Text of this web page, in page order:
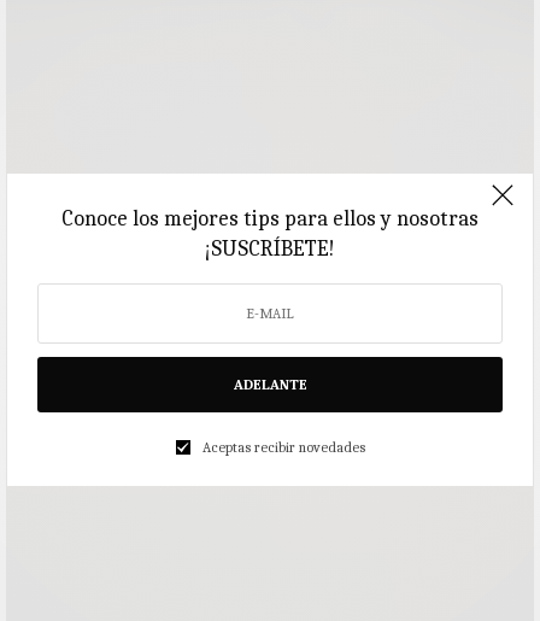
Conoce los mejores tips para ellos y nosotras
¡SUSCRÍBETE!
ADELANTE
Aceptas recibir novedades